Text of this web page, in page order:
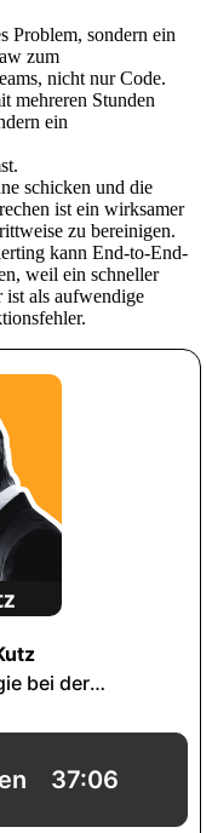
Problem, sondern ein
zum
nicht nur Code.
mehreren Stunden
ein
schicken und die
ist ein wirksamer
zu bereinigen.
kann End-to-End-
weil ein schneller
als aufwendige